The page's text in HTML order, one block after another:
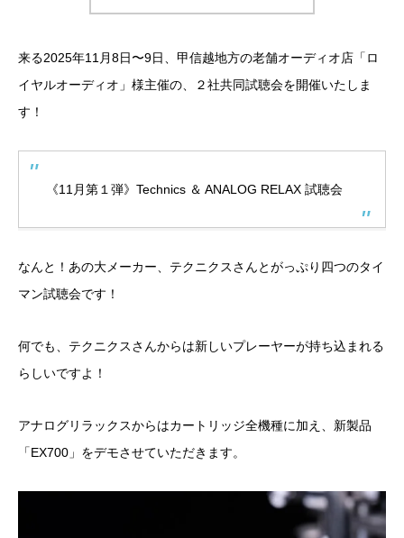
来る2025年11月8日〜9日、甲信越地方の老舗オーディオ店「ロ
イヤルオーディオ」様主催の、２社共同試聴会を開催いたしま
す！
《11月第１弾》Technics ＆ ANALOG RELAX 試聴会
なんと！あの大メーカー、テクニクスさんとがっぷり四つのタイ
マン試聴会です！
何でも、テクニクスさんからは新しいプレーヤーが持ち込まれる
らしいですよ！
アナログリラックスからはカートリッジ全機種に加え、新製品
「EX700」をデモさせていただきます。